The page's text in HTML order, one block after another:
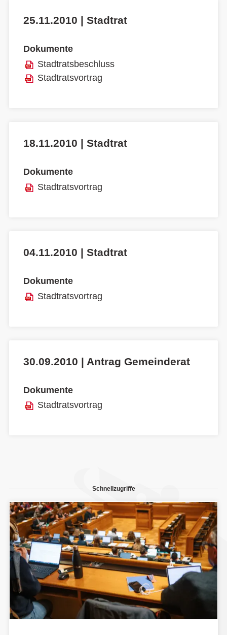
25.11.2010 | Stadtrat
Dokumente
Stadtratsbeschluss
Stadtratsvortrag
18.11.2010 | Stadtrat
Dokumente
Stadtratsvortrag
04.11.2010 | Stadtrat
Dokumente
Stadtratsvortrag
30.09.2010 | Antrag Gemeinderat
Dokumente
Stadtratsvortrag
Schnellzugriffe